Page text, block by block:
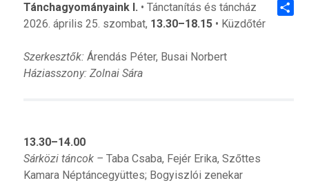
Tánchagyományaink I. • Tánctanítás és táncház
2026. április 25. szombat, 13.30–18.15• Küzdőtér
Szerkesztők: Árendás Péter, Busai Norbert
Háziasszony: Zolnai Sára
13.30–14.00
Sárközi táncok – Taba Csaba, Fejér Erika, Szőttes
Kamara Néptáncegyüttes; Bogyiszlói zenekar